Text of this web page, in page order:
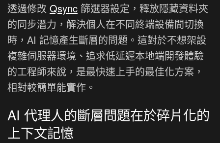
透過修改 Qsync 篩選器設定，釋放隱藏資料夾
的同步潛力，解決個人在不同終端設備間切換
時，AI 記憶產生斷層的問題。這對於不想架設
複雜伺服器環境、追求低延遲本地端開發體驗
的工程師來說，是最快速上手的最佳化方案，
相對較簡單能實作。
AI 代理人的斷層問題在於碎片化的
上下文記憶